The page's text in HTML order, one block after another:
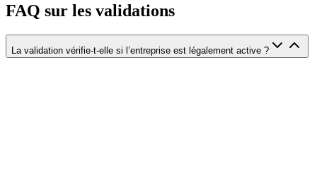
FAQ sur les validations
La validation vérifie-t-elle si l’entreprise est légalement active ?